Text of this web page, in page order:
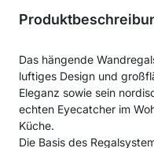
Das hängende
luftiges Design und
Eleganz sowie sein
echten Eyecatcher im
Küche.
Die Basis des